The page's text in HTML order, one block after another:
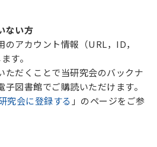
ない方
のアカウント情報（URL，ID，
す。
ただくことで当研究会のバックナ
子図書館でご購読いただけます。
究会に登録する 」のページをご参